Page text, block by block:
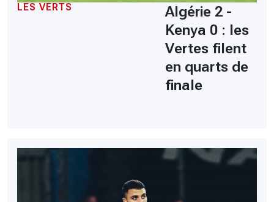
LES VERTS
Algérie 2 -
Kenya 0 : les
Vertes filent
en quarts de
finale